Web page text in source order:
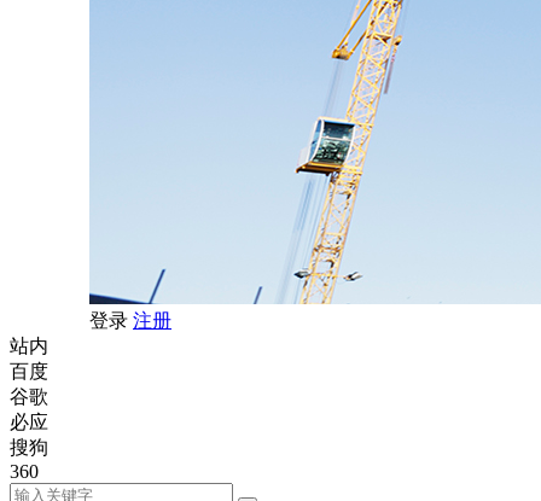
登录 注册
站内
百度
谷歌
必应
搜狗
360